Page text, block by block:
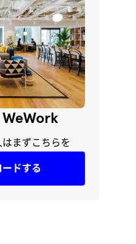
まずこちらを
ドする